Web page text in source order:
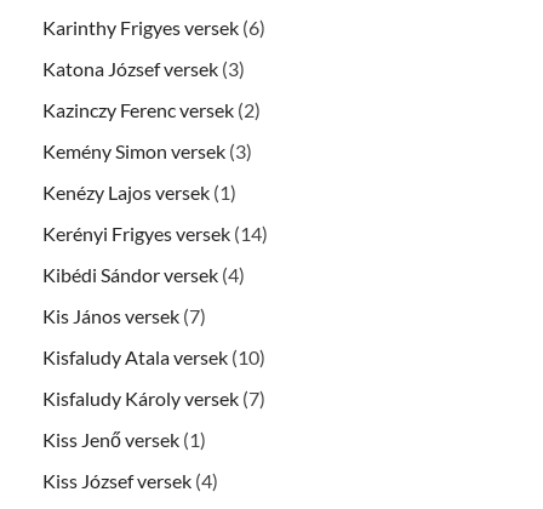
Karinthy Frigyes versek (6)
Katona József versek (3)
Kazinczy Ferenc versek (2)
Kemény Simon versek (3)
Kenézy Lajos versek (1)
Kerényi Frigyes versek (14)
Kibédi Sándor versek (4)
Kis János versek (7)
Kisfaludy Atala versek (10)
Kisfaludy Károly versek (7)
Kiss Jenő versek (1)
Kiss József versek (4)